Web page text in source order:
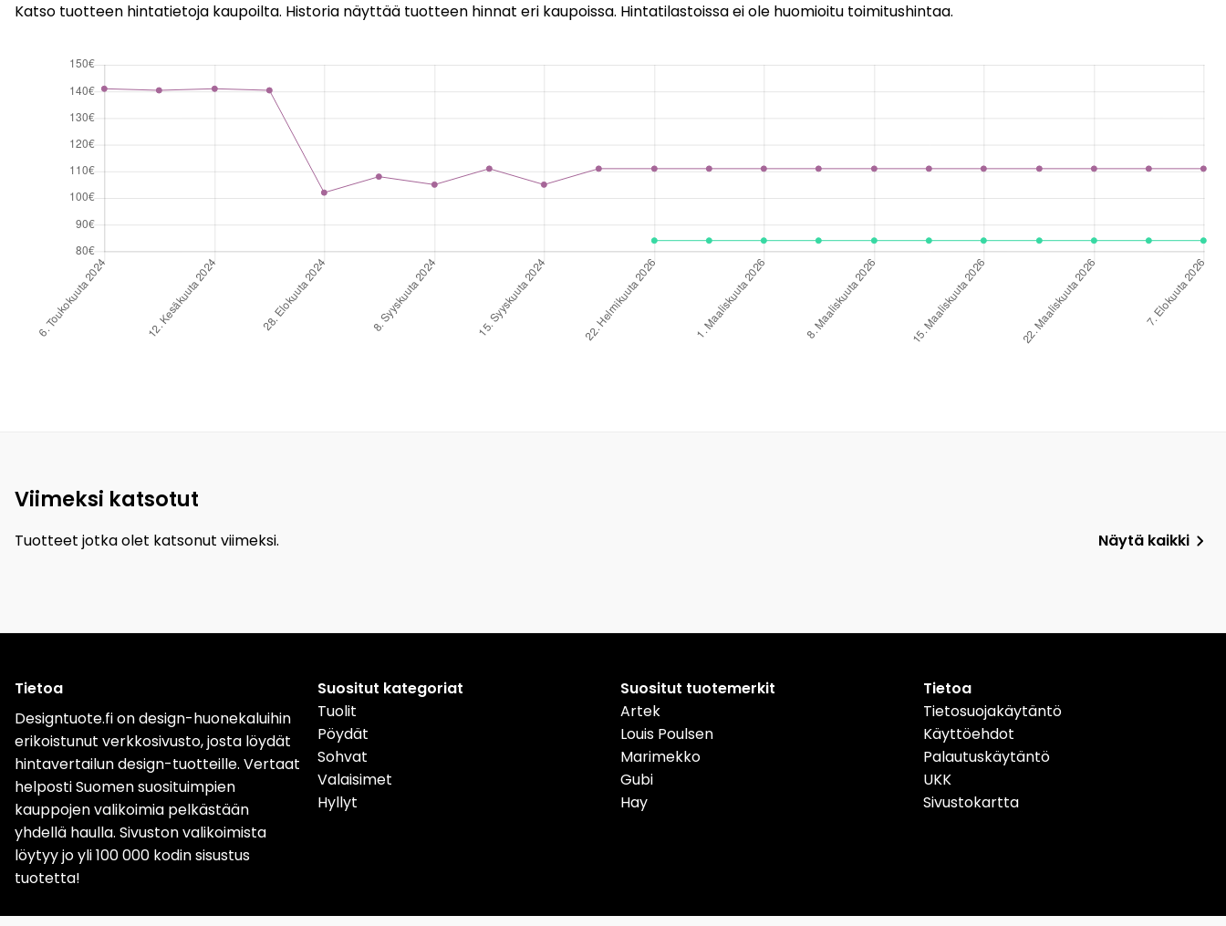
Katso tuotteen hintatietoja kaupoilta. Historia näyttää tuotteen hinnat eri kaupoissa. Hintatilastoissa ei ole huomioitu toimitushintaa.
Viimeksi katsotut
Tuotteet jotka olet katsonut viimeksi. Näytä kaikki
Tietoa
Designtuote.fi on design-huonekaluihin
erikoistunut verkkosivusto, josta löydät
hintavertailun design-tuotteille. Vertaat
helposti Suomen suosituimpien
kauppojen valikoimia pelkästään
yhdellä haulla. Sivuston valikoimista
löytyy jo yli 100 000 kodin sisustus
tuotetta!
Suositut kategoriat
Tuolit
Pöydät
Sohvat
Valaisimet
Hyllyt
Suositut tuotemerkit
Artek
Louis Poulsen
Marimekko
Gubi
Hay
Tietoa
Tietosuojakäytäntö
Käyttöehdot
Palautuskäytäntö
UKK
Sivustokartta